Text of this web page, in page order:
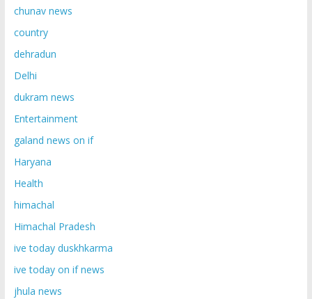
chunav news
country
dehradun
Delhi
dukram news
Entertainment
galand news on if
Haryana
Health
himachal
Himachal Pradesh
ive today duskhkarma
ive today on if news
jhula news